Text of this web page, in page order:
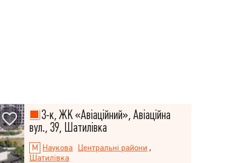
3-к, ЖК «Авіаційний», Авіаційна
вул., 39, Шатилівка
Наукова Центральні райони ,
Шатилівка